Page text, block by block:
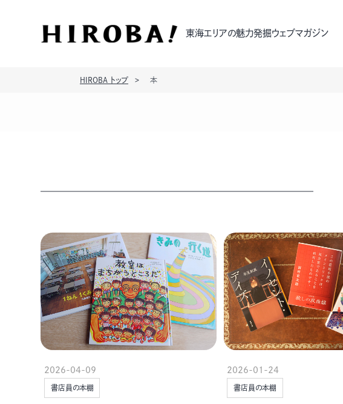
東海エリアの魅力発掘ウェブマガジン
HIROBA トップ 本
2026-04-09
書店員の本棚
2026-01-24
書店員の本棚